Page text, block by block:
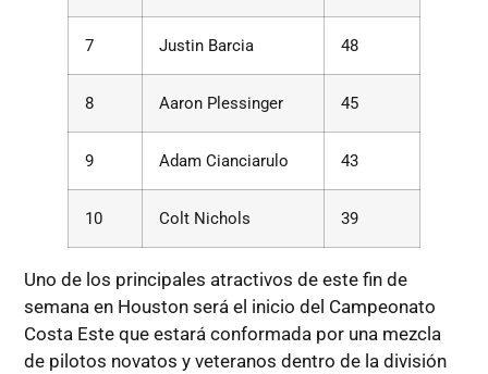
7 Justin Barcia 48
8 Aaron Plessinger 45
9 Adam Cianciarulo 43
10 Colt Nichols 39
Uno de los principales atractivos de este fin de
semana en Houston será el inicio del Campeonato
Costa Este que estará conformada por una mezcla
de pilotos novatos y veteranos dentro de la división